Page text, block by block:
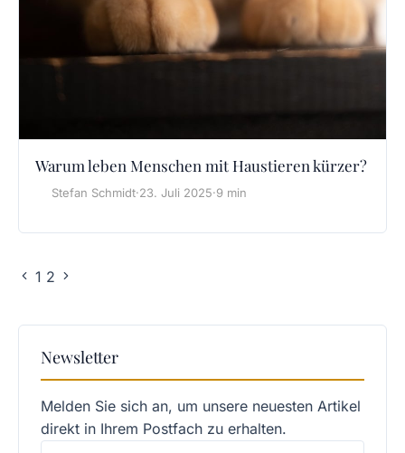
Warum leben Menschen mit Haustieren kürzer?
Stefan Schmidt·23. Juli 2025·9 min
1 2
Newsletter
Melden Sie sich an, um unsere neuesten Artikel
direkt in Ihrem Postfach zu erhalten.